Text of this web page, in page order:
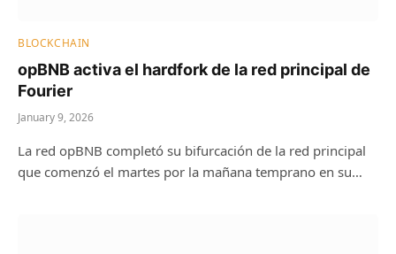
BLOCKCHAIN
opBNB activa el hardfork de la red principal de
Fourier
January 9, 2026
La red opBNB completó su bifurcación de la red principal
que comenzó el martes por la mañana temprano en su…